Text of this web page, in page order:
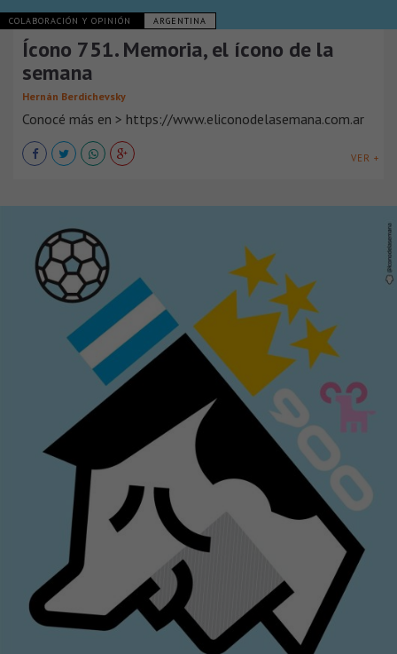
COLABORACIÓN Y OPINIÓN ARGENTINA
Ícono 751. Memoria, el ícono de la
semana
Hernán Berdichevsky
Conocé más en > https://www.eliconodelasemana.com.ar
VER +